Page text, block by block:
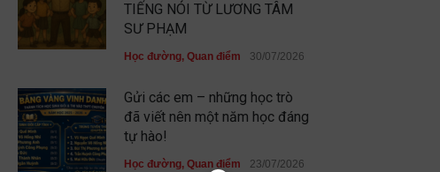
TIẾNG NÓI TỪ LƯƠNG TÂM
SƯ PHẠM
Học đường, Quan điểm 30/07/2026
Gửi các em – những học trò
đã viết nên một năm học đáng
tự hào!
Học đường, Quan điểm 23/07/2026